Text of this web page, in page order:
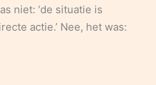
niet: ‘de situatie is
actie.’ Nee, het was: